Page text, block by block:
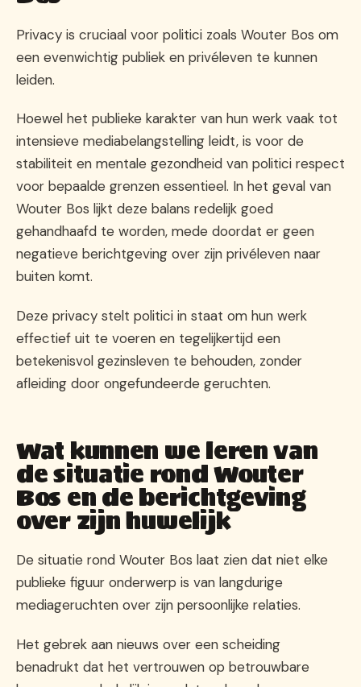
Privacy is cruciaal voor politici zoals Wouter Bos om
een evenwichtig publiek en privéleven te kunnen
leiden.
Hoewel het publieke karakter van hun werk vaak tot
intensieve mediabelangstelling leidt, is voor de
stabiliteit en mentale gezondheid van politici respect
voor bepaalde grenzen essentieel. In het geval van
Wouter Bos lijkt deze balans redelijk goed
gehandhaafd te worden, mede doordat er geen
negatieve berichtgeving over zijn privéleven naar
buiten komt.
Deze privacy stelt politici in staat om hun werk
effectief uit te voeren en tegelijkertijd een
betekenisvol gezinsleven te behouden, zonder
afleiding door ongefundeerde geruchten.
Wat kunnen we leren van
de situatie rond Wouter
Bos en de berichtgeving
over zijn huwelijk
De situatie rond Wouter Bos laat zien dat niet elke
publieke figuur onderwerp is van langdurige
mediageruchten over zijn persoonlijke relaties.
Het gebrek aan nieuws over een scheiding
benadrukt dat het vertrouwen op betrouwbare